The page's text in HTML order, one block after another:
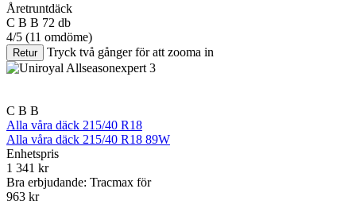
Åretruntdäck
C B B 72 db
4/5 (11 omdöme)
Retur Tryck två gånger för att zooma in
C B B
Alla våra däck 215/40 R18
Alla våra däck 215/40 R18 89W
Enhetspris
1 341 kr
Bra erbjudande: Tracmax för
963 kr